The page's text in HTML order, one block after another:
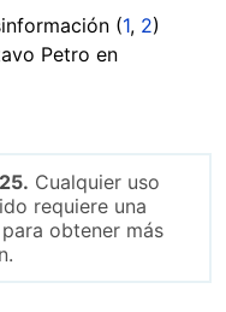
(1, 2)
Petro en
Cualquier uso
requiere una
obtener más